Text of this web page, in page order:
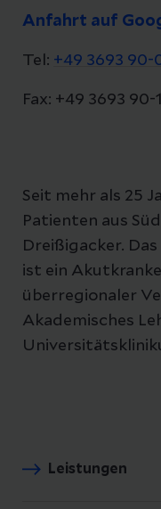
Anfahrt auf
Tel: +49 3693 90-
Fax: +49 3693 90-
Seit mehr als 25
Patienten aus
Dreißigacker.
ist ein
überregionaler
Akademisches
Leistungen